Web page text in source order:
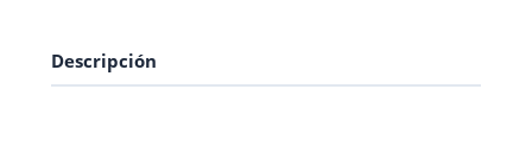
Descripción